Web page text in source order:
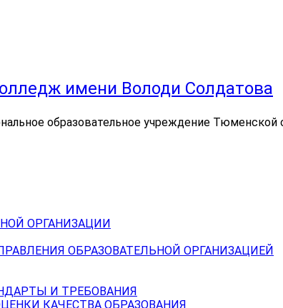
имени Володи Солдатова
образовательное учреждение Тюменской
ОРГАНИЗАЦИИ
ОБРАЗОВАТЕЛЬНОЙ ОРГАНИЗАЦИЕЙ
И ТРЕБОВАНИЯ
КАЧЕСТВА ОБРАЗОВАНИЯ